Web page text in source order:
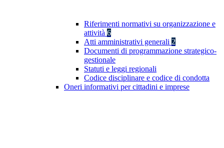
Riferimenti normativi su organizzazione e
attività 6
Atti amministrativi generali 2
Documenti di programmazione strategico-
gestionale
Statuti e leggi regionali
Codice disciplinare e codice di condotta
Oneri informativi per cittadini e imprese